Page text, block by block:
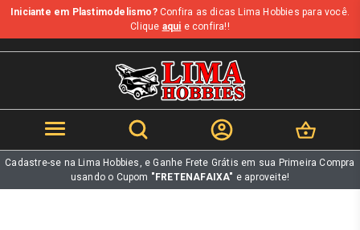
b
Iniciante em Plastimodelismo?Confira as dicas Lima Hobbies para você.
Clique aqui e confira!!
Cadastre-se na Lima Hobbies, e Ganhe Frete Grátis em sua Primeira Compra
usando o Cupom "FRETENAFAIXA" e aproveite!